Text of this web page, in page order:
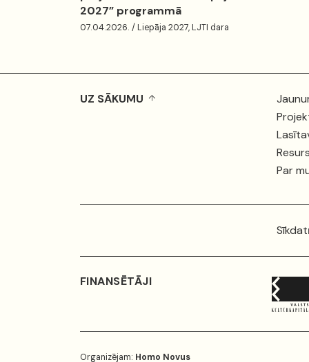
2027” programmā
07.04.2026. / Liepāja 2027, LJTI dara
UZ SĀKUMU
Par
FINANSĒTĀJI
Organizējam: Homo Novus